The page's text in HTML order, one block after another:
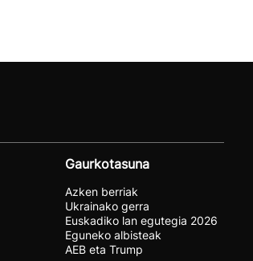
Gaurkotasuna
Azken berriak
Ukrainako gerra
Euskadiko lan egutegia 2026
Eguneko albisteak
AEB eta Trump